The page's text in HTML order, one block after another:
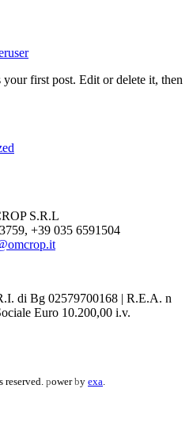
first post. Edit or delete it, then
S.R.L
+39 035 6591504
di Bg 02579700168 | R.E.A. n
Euro 10.200,00 i.v.
powerby exa